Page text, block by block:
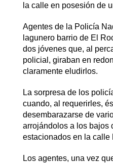
la calle en posesión de
Agentes de la Policía
lagunero barrio de El
dos jóvenes que, al
policial, giraban en
claramente eludirlos.
La sorpresa de los
cuando, al requerirles,
desembarazarse de
arrojándolos a los bajos
estacionados en la calle
Los agentes, una vez